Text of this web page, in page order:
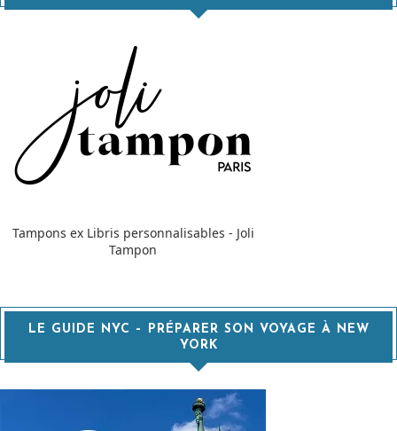
Tampons ex Libris personnalisables - Joli
Tampon
LE GUIDE NYC – PRÉPARER SON VOYAGE À NEW
YORK